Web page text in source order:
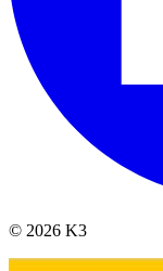
© 2026 K3